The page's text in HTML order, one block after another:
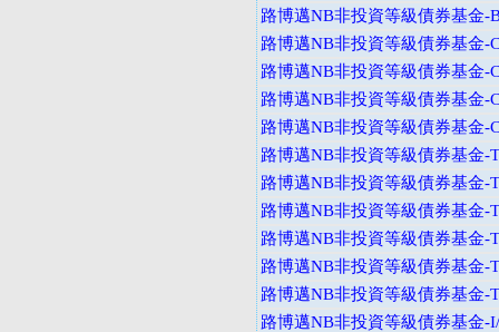
路博邁NB非投資等級債券基金-
路博邁NB非投資等級債券基金-
路博邁NB非投資等級債券基金-
路博邁NB非投資等級債券基金-
路博邁NB非投資等級債券基金-
路博邁NB非投資等級債券基金-
路博邁NB非投資等級債券基金-
路博邁NB非投資等級債券基金-
路博邁NB非投資等級債券基金-
路博邁NB非投資等級債券基金-
路博邁NB非投資等級債券基金-
路博邁NB非投資等級債券基金-